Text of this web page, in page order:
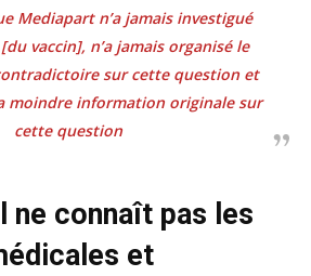
Mediapartn’a jamais investigué
vaccin], n’a jamais organisé le
sur cette question et
moindre information originale sur
cette question
ne connaît pas les
et